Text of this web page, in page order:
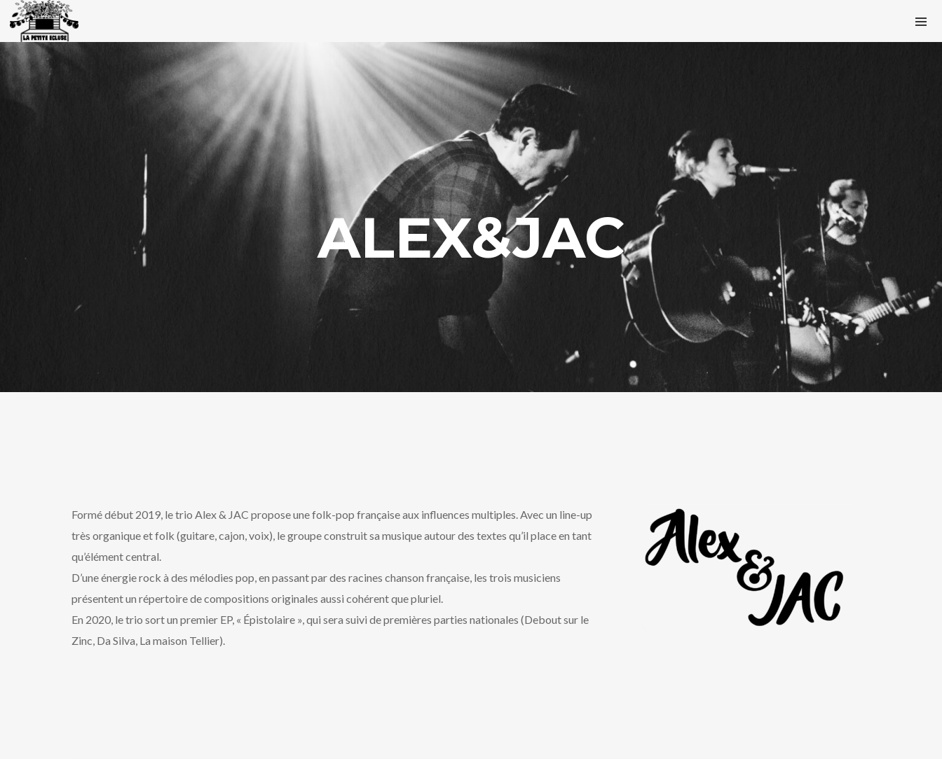
ALEX&JAC
Formé début 2019, le trio Alex & JAC propose une folk-pop française aux influences multiples. Avec un line-up
très organique et folk (guitare, cajon, voix), le groupe construit sa musique autour des textes qu’il place en tant
qu’élément central.
D’une énergie rock à des mélodies pop, en passant par des racines chanson française, les trois musiciens
présentent un répertoire de compositions originales aussi cohérent que pluriel.
En 2020, le trio sort un premier EP, « Épistolaire », qui sera suivi de premières parties nationales (Debout sur le
Zinc, Da Silva, La maison Tellier).